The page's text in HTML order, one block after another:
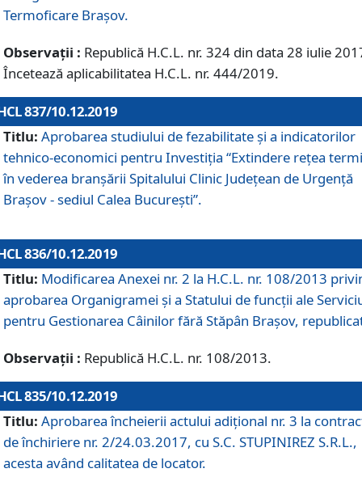
Termoficare Braşov.
Observații : Republică H.C.L. nr. 324 din data 28 iulie
Încetează aplicabilitatea H.C.L. nr. 444/2019.
837/10.12.2019
Titlu: Aprobarea studiului de fezabilitate și a indicatorilor
tehnico-economici pentru Investiția “Extindere rețea
în vederea branșării Spitalului Clinic Județean de Urgență
Brașov - sediul Calea București”.
836/10.12.2019
Titlu: Modificarea Anexei nr. 2 la H.C.L. nr. 108/2013
aprobarea Organigramei şi a Statului de funcții ale
pentru Gestionarea Câinilor fără Stăpân Brașov,
Observații : Republică H.C.L. nr. 108/2013.
835/10.12.2019
Titlu: Aprobarea încheierii actului adițional nr. 3 la
de închiriere nr. 2/24.03.2017, cu S.C. STUPINIREZ S.R.L.,
acesta având calitatea de locator.